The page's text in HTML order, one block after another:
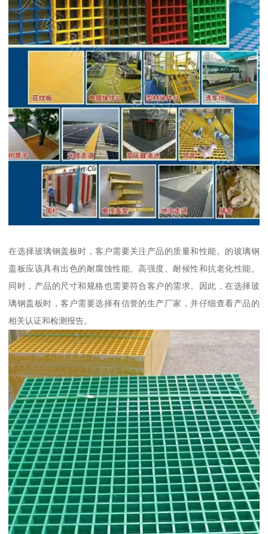
在选择玻璃钢盖板时，客户需要关注产品的质量和性能。的玻璃钢
盖板应该具有出色的耐腐蚀性能、高强度、耐候性和抗老化性能。
同时，产品的尺寸和规格也需要符合客户的需求。因此，在选择玻
璃钢盖板时，客户需要选择有信誉的生产厂家，并仔细查看产品的
相关认证和检测报告。